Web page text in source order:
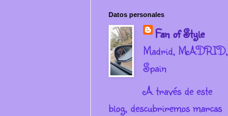
Datos personales
Fan of Style
Madrid, MADRID,
Spain
A través de este
blog, descubriremos marcas